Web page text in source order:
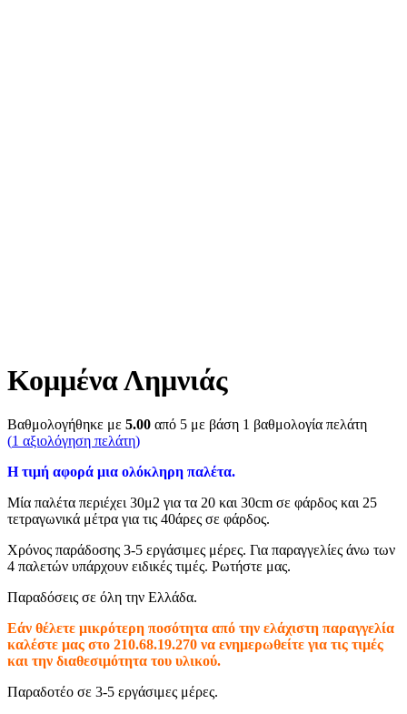
Κομμένα Λημνιάς
Βαθμολογήθηκε με 5.00 από 5 με βάση 1 βαθμολογία πελάτη
(1 αξιολόγηση πελάτη)
Η τιμή αφορά μια ολόκληρη παλέτα.
Μία παλέτα περιέχει 30μ2 για τα 20 και 30cm σε φάρδος και 25
τετραγωνικά μέτρα για τις 40άρες σε φάρδος.
Χρόνος παράδοσης 3-5 εργάσιμες μέρες. Για παραγγελίες άνω των
4 παλετών υπάρχουν ειδικές τιμές. Ρωτήστε μας.
Παραδόσεις σε όλη την Ελλάδα.
Εάν θέλετε μικρότερη ποσότητα από την ελάχιστη παραγγελία
καλέστε μας στο 210.68.19.270 να ενημερωθείτε για τις τιμές
και την διαθεσιμότητα του υλικού.
Παραδοτέο σε 3-5 εργάσιμες μέρες.